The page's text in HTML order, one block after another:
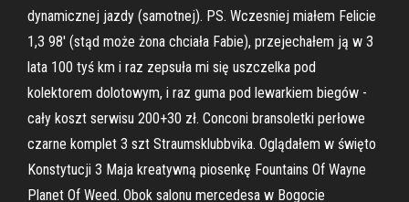
dynamicznej jazdy (samotnej). PS. Wczesniej miałem Felicie
1,3 98' (stąd może żona chciała Fabie), przejechałem ją w 3
lata 100 tyś km i raz zepsuła mi się uszczelka pod
kolektorem dolotowym, i raz guma pod lewarkiem biegów -
cały koszt serwisu 200+30 zł. Conconi bransoletki perłowe
czarne komplet 3 szt Straumsklubbvika. Oglądałem w święto
Konstytucji 3 Maja kreatywną piosenkę Fountains Of Wayne
Planet Of Weed. Obok salonu mercedesa w Bogocie